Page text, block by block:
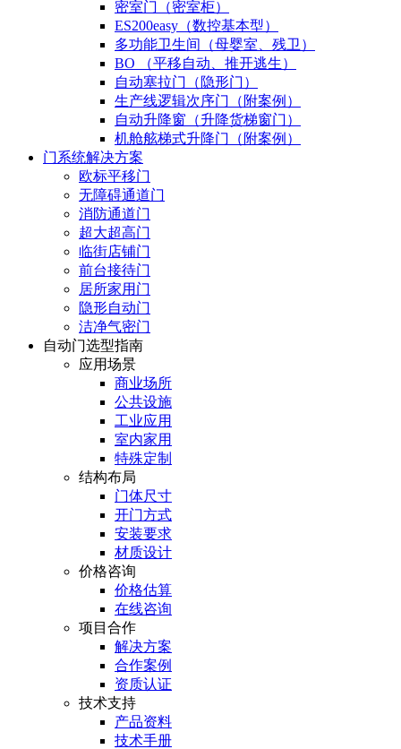
密室门（密室柜）
ES200easy（数控基本型）
多功能卫生间（母婴室、残卫）
BO （平移自动、推开逃生）
自动塞拉门（隐形门）
生产线逻辑次序门（附案例）
自动升降窗（升降货梯窗门）
机舱舷梯式升降门（附案例）
门系统解决方案
欧标平移门
无障碍通道门
消防通道门
超大超高门
临街店铺门
前台接待门
居所家用门
隐形自动门
洁净气密门
自动门选型指南
应用场景
商业场所
公共设施
工业应用
室内家用
特殊定制
结构布局
门体尺寸
开门方式
安装要求
材质设计
价格咨询
价格估算
在线咨询
项目合作
解决方案
合作案例
资质认证
技术支持
产品资料
技术手册